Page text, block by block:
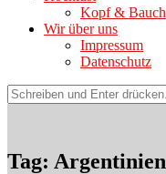
Kopf & Bauch
Wir über uns
Impressum
Datenschutz
Suchen
nach:
Tag: Argentinien